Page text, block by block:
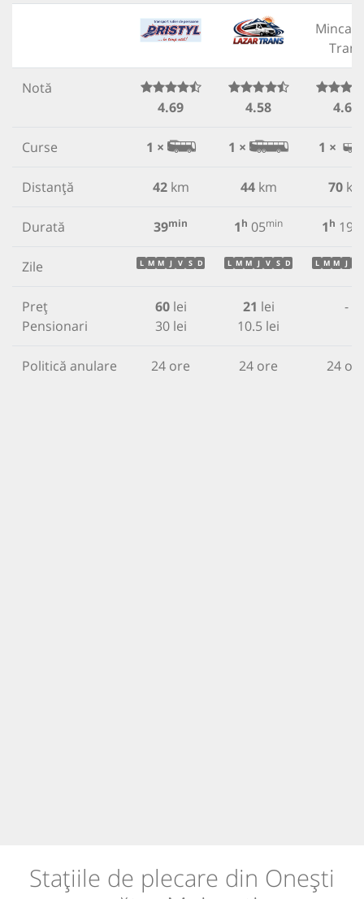
Trans
Notă
4.69
4.58 4.66
Curse 1 × 1 × 1 ×
Distanță 42km 44km 70km
Durată 39min 1h 05min 1h 19
Zile L M M J V S D L M M J V S D L M M J
Preț
Pensionari
60lei
30 lei
21 lei
10.5 lei
-
Politică anulare 24 ore 24 ore 24
Stațiile de plecare din Onești